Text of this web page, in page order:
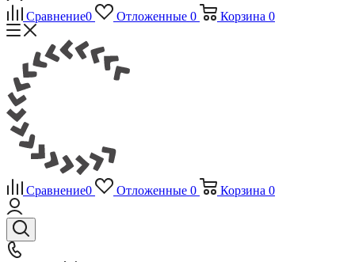
Сравнение0 Отложенные 0 Корзина 0
Сравнение0 Отложенные 0 Корзина 0